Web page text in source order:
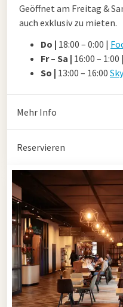
Geöffnet am Freitag &
auch exklusiv zu mieten.
Do | 18:00 – 0:00 |
Fr – Sa | 16:00 – 1:00 |
So | 13:00 – 16:00
Mehr Info
Reservieren